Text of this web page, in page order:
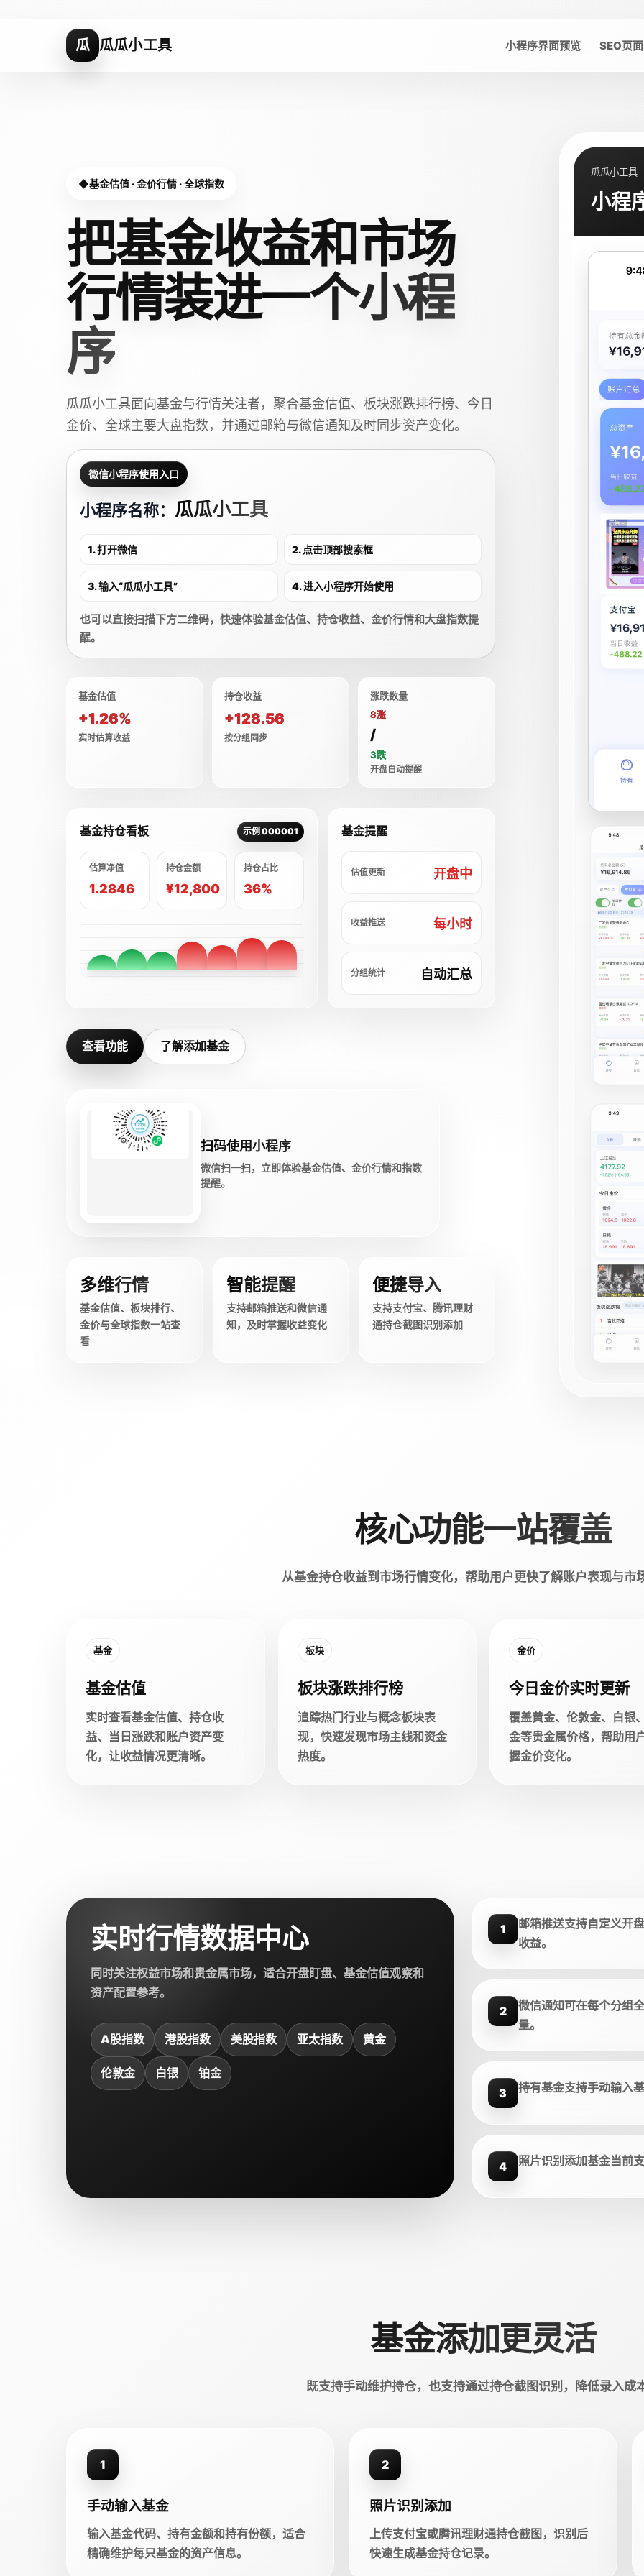
瓜 瓜瓜小工具 小程序界面预览 SEO页面
基金估值 · 金价行情 · 全球指数
把基金收益和市场
行情装进一个小程
序
瓜瓜小工具面向基金与行情关注者，聚合基金估值、板块涨跌排行榜、今日
金价、全球主要大盘指数，并通过邮箱与微信通知及时同步资产变化。
微信小程序使用入口
小程序名称： 瓜瓜小工具
1. 打开微信 2. 点击顶部搜索框
3. 输入“瓜瓜小工具” 4. 进入小程序开始使用
也可以直接扫描下方二维码，快速体验基金估值、持仓收益、金价行情和大盘指数提
醒。
基金估值
+1.26%
实时估算收益
持仓收益
+128.56
按分组同步
涨跌数量
8涨
/
3跌
开盘自动提醒
基金持仓看板 示例 000001
估算净值
1.2846
持仓金额
¥12,800
持仓占比
36%
基金提醒
估值更新 开盘中
收益推送 每小时
分组统计 自动汇总
查看功能 了解添加基金
扫码使用小程序
微信扫一扫，立即体验基金估值、金价行情和指数
提醒。
多维行情
基金估值、板块排行、
金价与全球指数一站查
看
智能提醒
支持邮箱推送和微信通
知，及时掌握收益变化
便捷导入
支持支付宝、腾讯理财
通持仓截图识别添加
瓜瓜小工具
小程
核心功能一站覆盖
从基金持仓收益到市场行情变化，帮助用户更快了解账户表现与市
基金
基金估值
实时查看基金估值、持仓收
益、当日涨跌和账户资产变
化，让收益情况更清晰。
板块
板块涨跌排行榜
追踪热门行业与概念板块表
现，快速发现市场主线和资金
热度。
金价
今日金价实时更新
覆盖黄金、伦敦金、白银
金等贵金属价格，帮助用
握金价变化。
实时行情数据中心
同时关注权益市场和贵金属市场，适合开盘盯盘、基金估值观察和
资产配置参考。
A股指数 港股指数 美股指数 亚太指数 黄金
伦敦金 白银 铂金
1
邮箱推送支持自定义开
收益。
2
微信通知可在每个分组
量。
3 持有基金支持手动输入
4 照片识别添加基金当前
基金添加更灵活
既支持手动维护持仓，也支持通过持仓截图识别，降低录入成
1
手动输入基金
输入基金代码、持有金额和持有份额，适合
精确维护每只基金的资产信息。
2
照片识别添加
上传支付宝或腾讯理财通持仓截图，识别后
快速生成基金持仓记录。